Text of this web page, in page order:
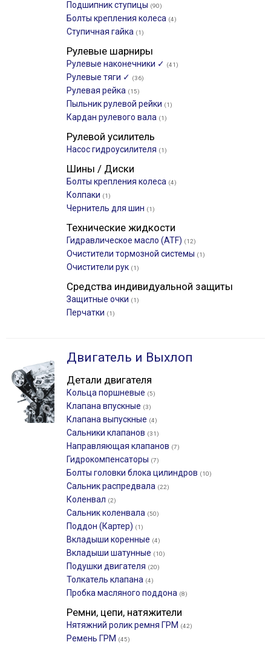
Подшипник ступицы (90)
Болты крепления колеса (4)
Ступичная гайка (1)
Рулевые шарниры
Рулевые наконечники ✓ (41)
Рулевые тяги ✓ (36)
Рулевая рейка (15)
Пыльник рулевой рейки (1)
Кардан рулевого вала (1)
Рулевой усилитель
Насос гидроусилителя (1)
Шины / Диски
Болты крепления колеса (4)
Колпаки (1)
Чернитель для шин (1)
Технические жидкости
Гидравлическое масло (ATF) (12)
Очистители тормозной системы (1)
Очистители рук (1)
Средства индивидуальной защиты
Защитные очки (1)
Перчатки (1)
Двигатель и Выхлоп
Детали двигателя
Кольца поршневые (5)
Клапана впускные (3)
Клапана выпускные (4)
Сальники клапанов (31)
Направляющая клапанов (7)
Гидрокомпенсаторы (7)
Болты головки блока цилиндров (10)
Сальник распредвала (22)
Коленвал (2)
Сальник коленвала (50)
Поддон (Картер) (1)
Вкладыши коренные (4)
Вкладыши шатунные (10)
Подушки двигателя (20)
Толкатель клапана (4)
Пробка масляного поддона (8)
Ремни, цепи, натяжители
Нятяжний ролик ремня ГРМ (42)
Ремень ГРМ (45)